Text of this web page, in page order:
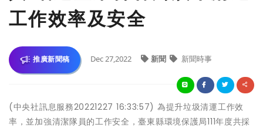
工作效率及安全
推廣新聞稿 Dec 27,2022 新聞 新聞時事
(中央社訊息服務20221227 16:33:57) 為提升垃圾清運工作效
率，並加強清潔隊員的工作安全，臺東縣環境保護局111年度共採